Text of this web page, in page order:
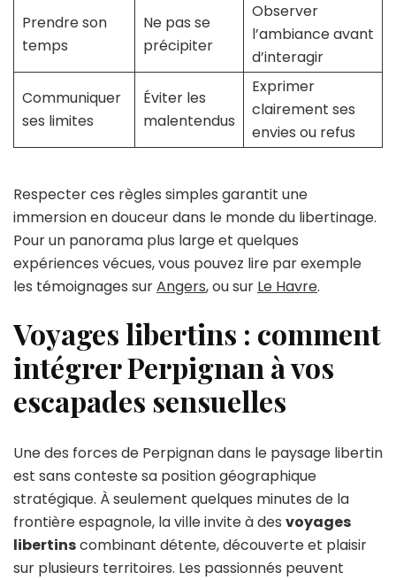
Prendre son
temps
Ne pas se
précipiter
Observer
l’ambiance avant
d’interagir
Communiquer
ses limites
Éviter les
malentendus
Exprimer
clairement ses
envies ou refus
Respecter ces règles simples garantit une
immersion en douceur dans le monde du libertinage.
Pour un panorama plus large et quelques
expériences vécues, vous pouvez lire par exemple
les témoignages surAngers, ou sur Le Havre.
Voyages libertins : comment
intégrer Perpignan à vos
escapades sensuelles
Une des forces de Perpignan dans le paysage libertin
est sans conteste sa position géographique
stratégique. À seulement quelques minutes de la
frontière espagnole, la ville invite à des voyages
libertinscombinant détente, découverte et plaisir
sur plusieurs territoires. Les passionnés peuvent